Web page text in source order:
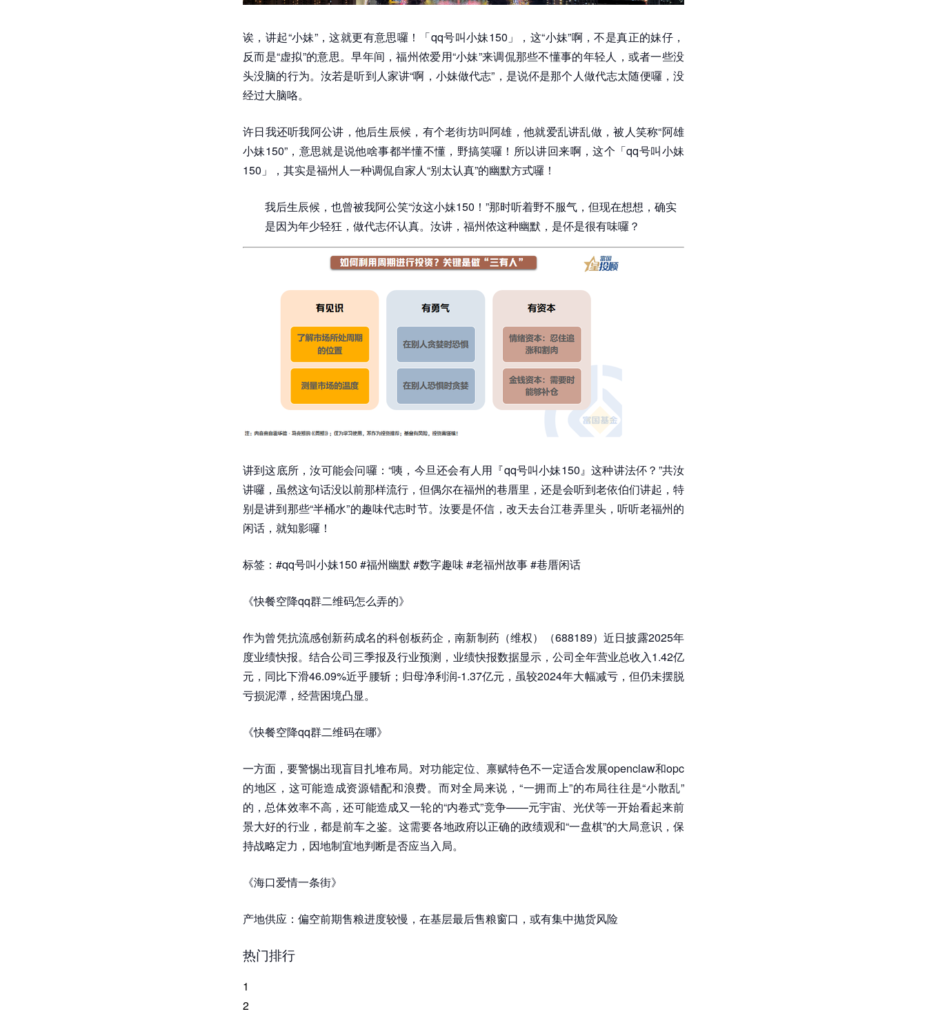
诶，讲起“小妹”，这就更有意思囉！「qq号叫小妹150」，这“小妹”啊，不是真正的妹仔，
反而是“虚拟”的意思。早年间，福州侬爱用“小妹”来调侃那些不懂事的年轻人，或者一些没
头没脑的行为。汝若是听到人家讲“啊，小妹做代志”，是说伓是那个人做代志太随便囉，没
经过大脑咯。
许日我还听我阿公讲，他后生辰候，有个老街坊叫阿雄，他就爱乱讲乱做，被人笑称“阿雄
小妹150”，意思就是说他啥事都半懂不懂，野搞笑囉！所以讲回来啊，这个「qq号叫小妹
150」，其实是福州人一种调侃自家人“别太认真”的幽默方式囉！
我后生辰候，也曾被我阿公笑“汝这小妹150！”那时听着野不服气，但现在想想，确实
是因为年少轻狂，做代志伓认真。汝讲，福州侬这种幽默，是伓是很有味囉？
讲到这底所，汝可能会问囉：“咦，今旦还会有人用『qq号叫小妹150』这种讲法伓？”共汝
讲囉，虽然这句话没以前那样流行，但偶尔在福州的巷厝里，还是会听到老依伯们讲起，特
别是讲到那些“半桶水”的趣味代志时节。汝要是伓信，改天去台江巷弄里头，听听老福州的
闲话，就知影囉！
标签：#qq号叫小妹150 #福州幽默 #数字趣味 #老福州故事 #巷厝闲话
《快餐空降qq群二维码怎么弄的》
作为曾凭抗流感创新药成名的科创板药企，南新制药（维权）（688189）近日披露2025年
度业绩快报。结合公司三季报及行业预测，业绩快报数据显示，公司全年营业总收入1.42亿
元，同比下滑46.09%近乎腰斩；归母净利润-1.37亿元，虽较2024年大幅减亏，但仍未摆脱
亏损泥潭，经营困境凸显。
《快餐空降qq群二维码在哪》
一方面，要警惕出现盲目扎堆布局。对功能定位、禀赋特色不一定适合发展openclaw和opc
的地区，这可能造成资源错配和浪费。而对全局来说，“一拥而上”的布局往往是“小散乱”
的，总体效率不高，还可能造成又一轮的“内卷式”竞争——元宇宙、光伏等一开始看起来前
景大好的行业，都是前车之鉴。这需要各地政府以正确的政绩观和“一盘棋”的大局意识，保
持战略定力，因地制宜地判断是否应当入局。
《海口爱情一条街》
产地供应：偏空前期售粮进度较慢，在基层最后售粮窗口，或有集中抛货风险
热门排行
1
2